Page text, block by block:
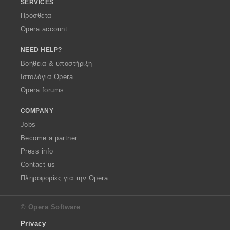
SERVICES
Πρόσθετα
Opera account
NEED HELP?
Βοήθεια & υποστήριξη
Ιστολόγια Opera
Opera forums
COMPANY
Jobs
Become a partner
Press info
Contact us
Πληροφορίες για την Opera
© Opera Software
Privacy